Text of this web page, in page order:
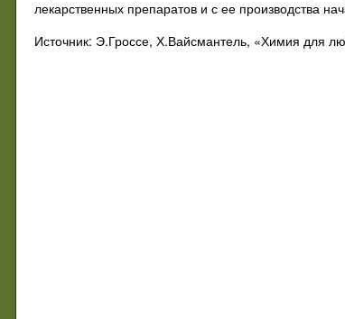
лекарственных препаратов и с ее производства
Источник: Э.Гроссе, Х.Вайсмантель, «Химия для